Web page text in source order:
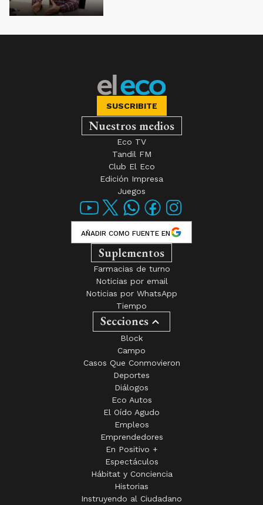
SUSCRIBITE
Nuestros medios
Eco TV
Tandil FM
Club El Eco
Edición Impresa
Juegos
AÑADIR COMO FUENTE EN
Suplementos
Farmacias de turno
Noticias por email
Noticias por WhatsApp
Tiempo
Secciones
Block
Campo
Casos Que Conmovieron
Deportes
Diálogos
Eco Autos
El Oído Agudo
Empleos
Emprendedores
En Positivo +
Espectáculos
Hábitat y Conciencia
Historias
Instruyendo al Ciudadano